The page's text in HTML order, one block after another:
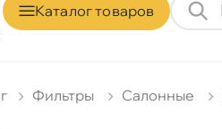
Каталог товаро
Фильтры Салонные